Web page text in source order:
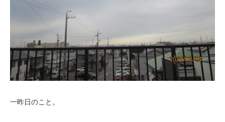
一昨日のこと。